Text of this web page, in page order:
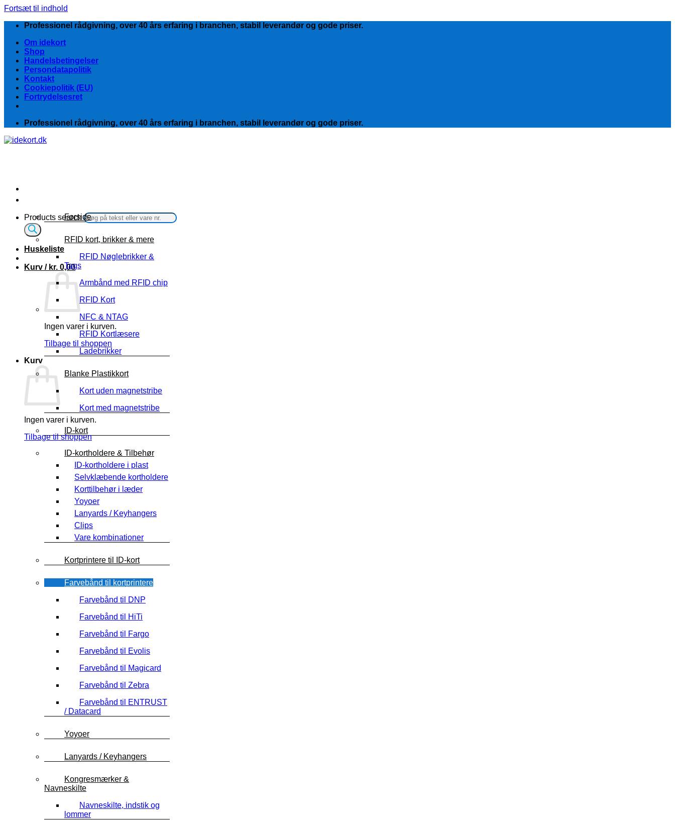
Fortsæt til indhold
Professionel rådgivning, over 40 års erfaring i branchen, stabil leverandør og gode priser.
Om idekort
Shop
Handelsbetingelser
Persondatapolitik
Kontakt
Cookiepolitik (EU)
Fortrydelsesret
Professionel rådgivning, over 40 års erfaring i branchen, stabil leverandør og gode priser.
Products search
Huskeliste
Kurv / kr. 0,00
Ingen varer i kurven.
Tilbage til shoppen
Kurv
Ingen varer i kurven.
Tilbage til shoppen
Forside
RFID kort, brikker & mere
RFID Nøglebrikker &
Tags
Armbånd med RFID chip
RFID Kort
NFC & NTAG
RFID Kortlæsere
Ladebrikker
Blanke Plastikkort
Kort uden magnetstribe
Kort med magnetstribe
ID-kort
ID-kortholdere & Tilbehør
ID-kortholdere i plast
Selvklæbende kortholdere
Korttilbehør i læder
Yoyoer
Lanyards / Keyhangers
Clips
Vare kombinationer
Kortprintere til ID-kort
Farvebånd til kortprintere
Farvebånd til DNP
Farvebånd til HiTi
Farvebånd til Fargo
Farvebånd til Evolis
Farvebånd til Magicard
Farvebånd til Zebra
Farvebånd til ENTRUST
/ Datacard
Yoyoer
Lanyards / Keyhangers
Kongresmærker &
Navneskilte
Navneskilte, indstik og
lommer